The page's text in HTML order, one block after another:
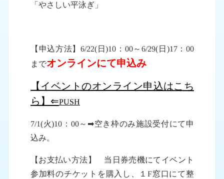
「やさしい平泳ぎ」
【申込方法】 6/22(日)10：00～6/29(日)17：00
までオンラインにて申込み
【イベントのオンライン申込はこち
ら】⇐PUSH
7/1(火)10：00～➡空き枠のみ施設受付にて申
込み。
【お支払い方法】 当日券売機にてイベント
参加料のチケットを購入し、１F窓口にて整